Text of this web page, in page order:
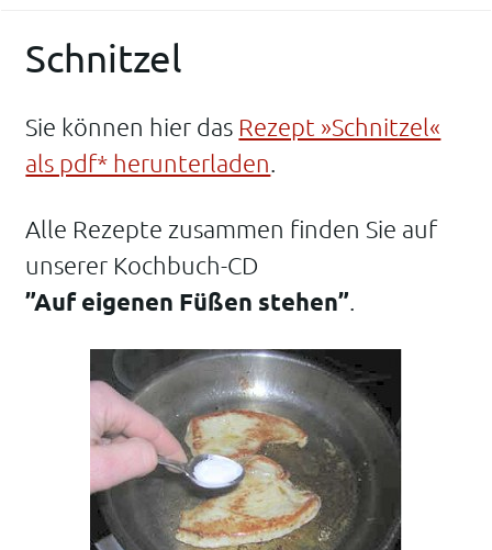
Schnitzel
Sie können hier das Rezept »Schnitzel«
als pdf* herunterladen.
Alle Rezepte zusammen finden Sie auf
unserer Kochbuch-CD
”Auf eigenen Füßen stehen”.